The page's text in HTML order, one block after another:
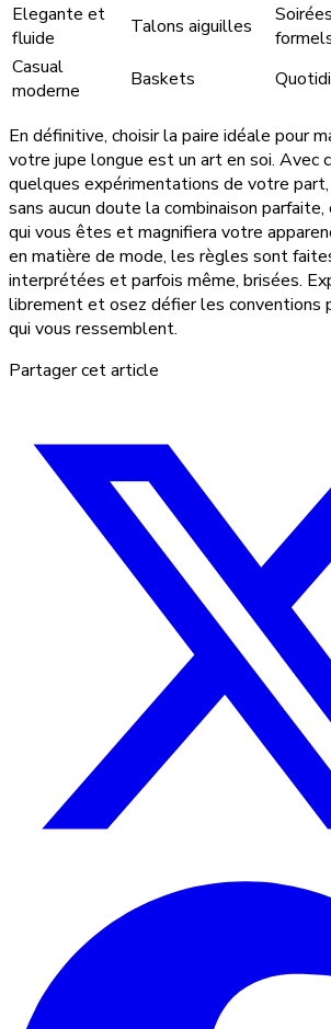
Elegante et
fluide
Talons aiguilles
Casual
moderne
Baskets
En définitive, choisir la paire idéale pour
votre jupe longue est un art en soi. Avec
quelques expérimentations de votre
sans aucun doute la combinaison
qui vous êtes et magnifiera votre
en matière de mode, les règles sont
interprétées et parfois même, brisées.
librement et osez défier les conventions
qui vous ressemblent.
Partager cet article